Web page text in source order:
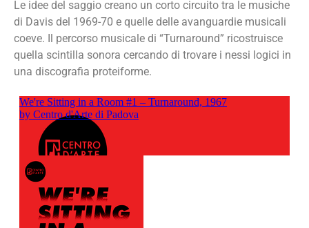
Le idee del saggio creano un corto circuito tra le musiche
di Davis del 1969-70 e quelle delle avanguardie musicali
coeve. Il percorso musicale di “Turnaround” ricostruisce
quella scintilla sonora cercando di trovare i nessi logici in
una discografia proteiforme.